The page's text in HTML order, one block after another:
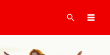
Suche